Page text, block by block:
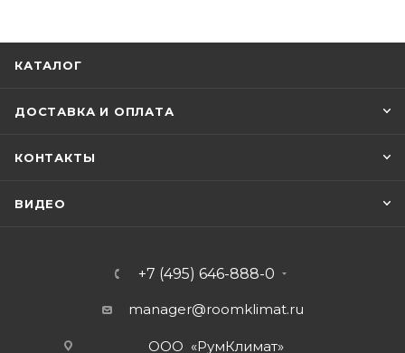
КАТАЛОГ
ДОСТАВКА И ОПЛАТА
КОНТАКТЫ
ВИДЕО
+7 (495) 646-888-0
manager@roomklimat.ru
ООО «РумКлимат»